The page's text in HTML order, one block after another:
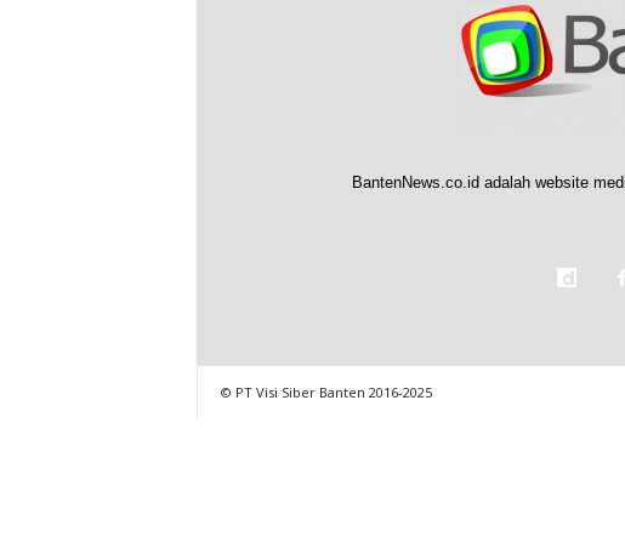
BantenNews.co.id adalah website
© PT Visi Siber Banten 2016-2025